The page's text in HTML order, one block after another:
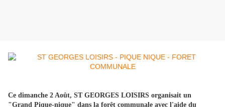
Ce dimanche 2 Août, ST GEORGES LOISIRS organisait un
"Grand Pique-nique" dans la forêt communale avec l'aide du